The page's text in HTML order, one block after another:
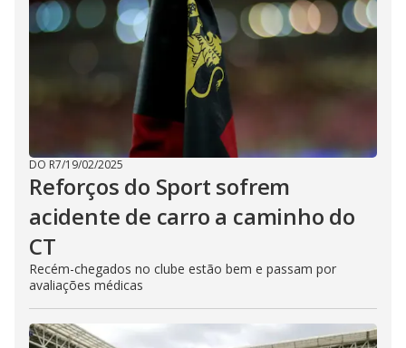
DO R7/19/02/2025
Reforços do Sport sofrem
acidente de carro a caminho do
CT
Recém-chegados no clube estão bem e passam por
avaliações médicas